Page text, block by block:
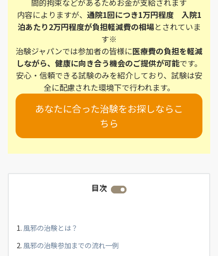
間的拘束などがあるためお金が支給されます
内容によりますが、 通院1回につき1万円程度 入院1
泊あたり2万円程度が負担軽減費の相場とされていま
す※
治験ジャパンでは参加者の皆様に医療費の負担を軽減
しながら、健康に向き合う機会のご提供が可能です。
安心・信頼できる試験のみを紹介しており、試験は安
全に配慮された環境下で行われます。
あなたに合った治験をお探しならこ
ちら
目次
風邪の治験とは？
風邪の治験参加までの流れ一例